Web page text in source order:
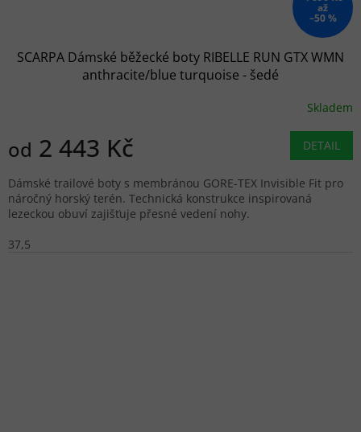
až
–50 %
SCARPA Dámské běžecké boty RIBELLE RUN GTX WMN
anthracite/blue turquoise - šedé
Skladem
od 2 443 Kč DETAIL
Dámské trailové boty s membránou GORE-TEX Invisible Fit pro
náročný horský terén. Technická konstrukce inspirovaná
lezeckou obuví zajišťuje přesné vedení nohy.
37,5